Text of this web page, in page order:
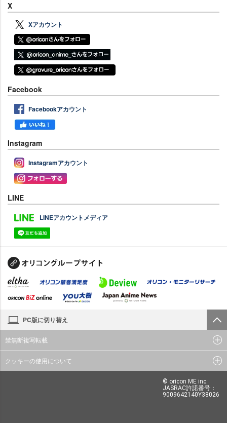
X
Xアカウント
Facebook
Facebookアカウント
Instagram
Instagramアカウント
LINE
LINEアカウントメディア
PC版に切り替え
禁無断複写転載
クッキーの使用について
© oricon ME inc.
JASRAC許諾番号：
9009642140Y38026